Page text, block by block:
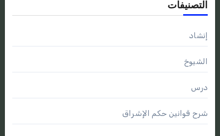
التصنيفات
إنشاد
الشيوخ
درس
شرح قوانين حكم الإشراق